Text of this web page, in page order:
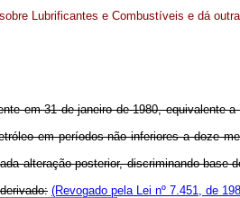
Lubrificantes e Combustíveis e dá
em 31 de janeiro de 1980, equivalente
em períodos não inferiores a doze
alteração posterior, discriminando base
(Revogado pela Lei nº 7.451, de